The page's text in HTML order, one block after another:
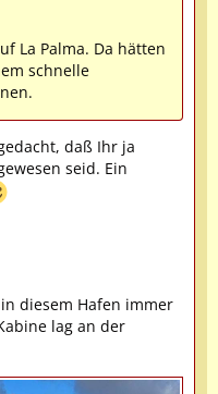
La Palma. Da hätten
schnelle
daß Ihr ja
seid. Ein
diesem Hafen immer
lag an der